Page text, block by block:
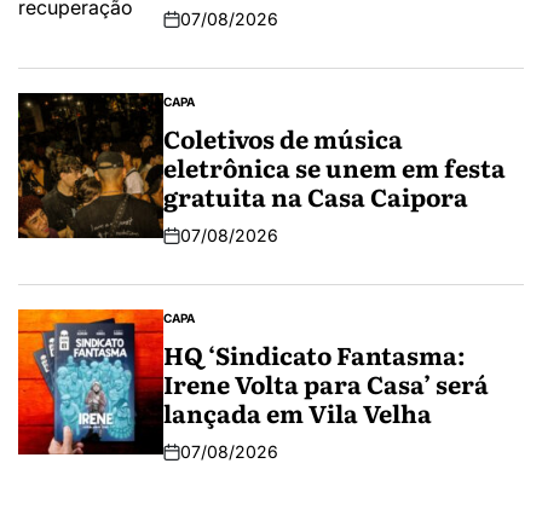
07/08/2026
CAPA
Coletivos de música
eletrônica se unem em festa
gratuita na Casa Caipora
07/08/2026
CAPA
HQ ‘Sindicato Fantasma:
Irene Volta para Casa’ será
lançada em Vila Velha
07/08/2026